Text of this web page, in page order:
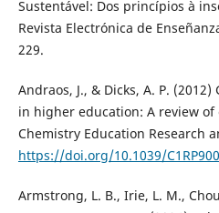
Sustentável: Dos princípios à
Revista Electrónica de
229.
Andraos, J., & Dicks, A. P.
in higher education: A review of
Chemistry Education Research
https://doi.org/10.1039/
Armstrong, L. B., Irie, L. M.,